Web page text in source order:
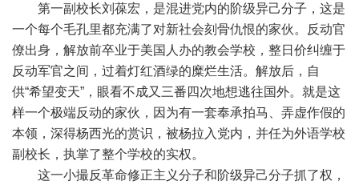
第一副校长刘葆宏，是混进党内的阶级异己分子，这是
一个每个毛孔里都充满了对新社会刻骨仇恨的家伙。反动官
僚出身，解放前卒业于美国人办的教会学校，整日价纠缠于
反动军官之间，过着灯红酒绿的糜烂生活。解放后，自
供“希望变天”，眼看不成又三番四次地想逃往国外。就是这
样一个极端反动的家伙，因为有一套奉承拍马、弄虚作假的
本领，深得杨西光的赏识，被杨拉入党内，并任为外语学校
副校长，执掌了整个学校的实权。
这一小撮反革命修正主义分子和阶级异己分子抓了权，